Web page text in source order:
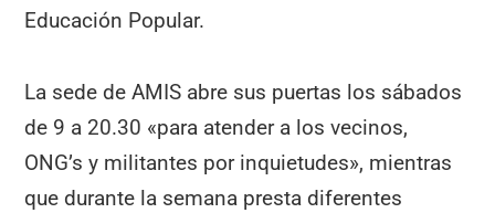
Educación Popular.
La sede de AMIS abre sus puertas los sábados
de 9 a 20.30 «para atender a los vecinos,
ONG’s y militantes por inquietudes», mientras
que durante la semana presta diferentes